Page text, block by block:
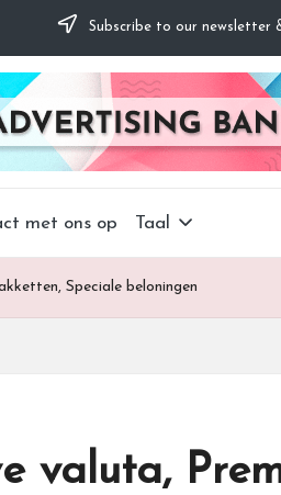
Subscribe to our newsletter
met ons op Taal
Speciale beloningen
valuta,